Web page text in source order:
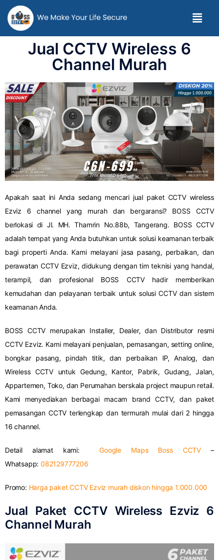
Jual CCTV Wireless 6
Channel Murah
Apakah saat ini Anda sedang mencari jual paket CCTV wireless
Ezviz 6 channel yang murah dan bergaransi? BOSS CCTV
berlokasi di Jl. MH. Thamrin No.88b, Tangerang. BOSS CCTV
adalah tempat yang Anda butuhkan untuk solusi keamanan terbaik
bagi properti Anda. Kami melayani jasa pasang, perbaikan, dan
perawatan CCTV Ezviz, didukung dengan tim teknisi yang handal,
terampil, dan profesional BOSS CCTV hadir memberikan
kemudahan dan pelayanan terbaik untuk solusi CCTV dan sistem
keamanan Anda.
BOSS CCTV merupakan Installer, Dealer, dan Distributor resmi
CCTV Ezviz. Kami melayani penjualan, pemasangan, setting online,
bongkar pasang, pindah titik, dan perbaikan IP, Analog, dan
Wireless CCTV untuk Gedung, Kantor, Pabrik, Gudang, Jalan,
Appartemen, Toko, dan Perumahan berskala project maupun retail.
Kami menyediakan berbagai macam brand CCTV, dan paket
pemasangan CCTV terlengkap dan termurah mulai dari 2 hingga
16 channel.
Detail alamat kami:Google Maps Boss CCTV –
Whatsapp:082129777206
Promo: Harga paket CCTV Ezviz murah diskon hingga 1.000.000
Jual Paket CCTV Wireless Ezviz 6
Channel Murah